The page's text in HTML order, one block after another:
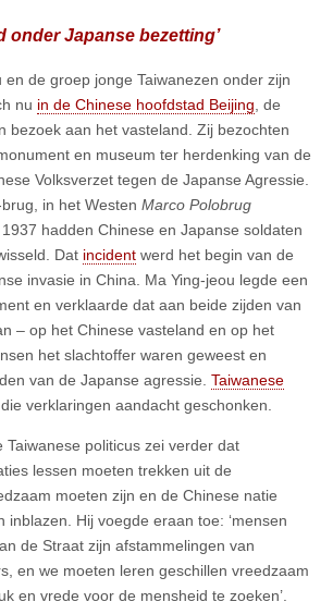
onder Japanse bezetting’
en de groep jonge Taiwanezen onder zijn
nu in de Chinese hoofdstad Beijing, de
bezoek aan het vasteland. Zij bezochten
en museum ter herdenking van de
Volksverzet tegen de Japanse Agressie.
in het Westen Marco Polobrug
hadden Chinese en Japanse soldaten
Dat incident werd het begin van de
invasie in China. Ma Ying-jeou legde een
en verklaarde dat aan beide zijden van
– op het Chinese vasteland en op het
het slachtoffer waren geweest en
van de Japanse agressie. Taiwanese
verklaringen aandacht geschonken.
Taiwanese politicus zei verder dat
lessen moeten trekken uit de
moeten zijn en de Chinese natie
inblazen. Hij voegde eraan toe: ‘mensen
de Straat zijn afstammelingen van
en we moeten leren geschillen vreedzaam
en vrede voor de mensheid te zoeken’.